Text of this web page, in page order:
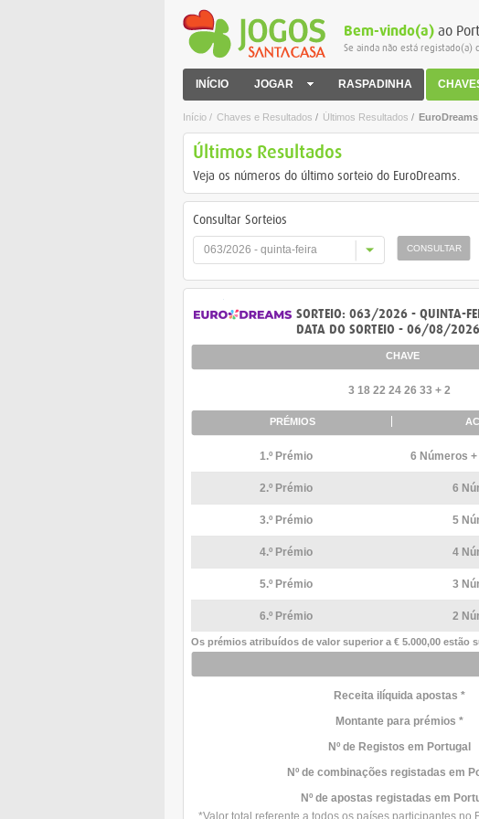
Bem-vindo(a) ao
Se ainda não está registado(a)
INÍCIO JOGAR RASPADINHA
Início / Chaves e Resultados / Últimos Resultados / EuroDreams
Últimos Resultados
Veja os números do último sorteio do EuroDreams.
Consultar Sorteios
063/2026 - quinta-feira
SORTEIO: 063/2026 - QUINTA-
DATA DO SORTEIO - 06/08/2026
CHAVE
3 18 22 24 26 33 + 2
PRÉMIOS
1.º Prémio 6 Números +
2.º Prémio 6
3.º Prémio 5
4.º Prémio 4
5.º Prémio 3
6.º Prémio 2
Os prémios atribuídos de valor superior a € 5.000,00 estão
Receita ilíquida apostas *
Montante para prémios *
Nº de Registos em Portugal
Nº de combinações registadas em
Nº de apostas registadas em
*Valor total referente a todos os países participantes no